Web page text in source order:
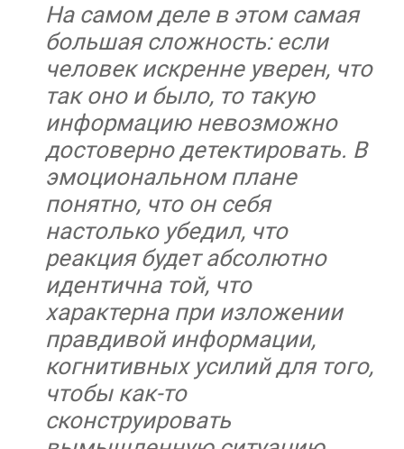
На самом деле в этом самая
большая сложность: если
человек искренне уверен, что
так оно и было, то такую
информацию невозможно
достоверно детектировать. В
эмоциональном плане
понятно, что он себя
настолько убедил, что
реакция будет абсолютно
идентична той, что
характерна при изложении
правдивой информации,
когнитивных усилий для того,
чтобы как-то
сконструировать